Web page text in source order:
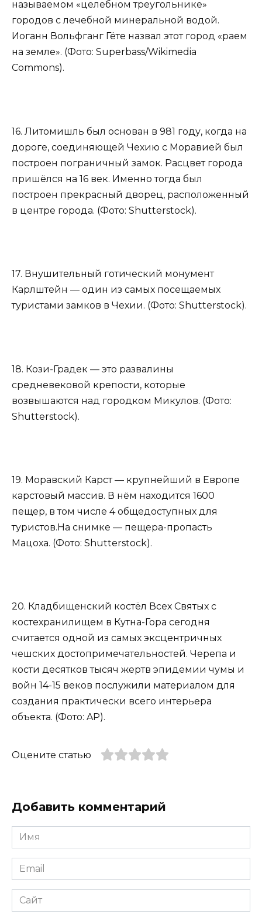
называемом «целебном треугольнике»
городов с лечебной минеральной водой.
Иоганн Вольфганг Гёте назвал этот город «раем
на земле». (Фото: Superbass/Wikimedia
Commons).
16. Литомишль был основан в 981 году, когда на
дороге, соединяющей Чехию с Моравией был
построен пограничный замок. Расцвет города
пришёлся на 16 век. Именно тогда был
построен прекрасный дворец, расположенный
в центре города. (Фото: Shutterstock).
17. Внушительный готический монумент
Карлштейн — один из самых посещаемых
туристами замков в Чехии. (Фото: Shutterstock).
18. Кози-Градек — это развалины
средневековой крепости, которые
возвышаются над городком Микулов. (Фото:
Shutterstock).
19. Моравский Карст — крупнейший в Европе
карстовый массив. В нём находится 1600
пещер, в том числе 4 общедоступных для
туристов.На снимке — пещера-пропасть
Мацоха. (Фото: Shutterstock).
20. Кладбищенский костёл Всех Святых с
костехранилищем в Кутна-Гора сегодня
считается одной из самых экcцентричных
чешских достопримечательностей. Черепа и
кости десятков тысяч жертв эпидемии чумы и
войн 14-15 веков послужили материалом для
создания практически всего интерьера
объекта. (Фото: AP).
Оцените статью
Добавить комментарий
Имя
*
Email
*
Сайт